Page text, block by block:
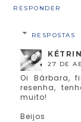
RESPONDER
RESPOSTAS
27 DE
Oi Bárbara,
resenha,
muito!
Beijos